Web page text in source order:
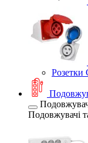
Розетки
Подовжувачі